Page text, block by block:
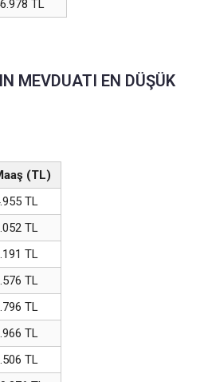
TL
MEVDUATI EN DÜŞÜK
(TL)
TL
TL
TL
TL
TL
TL
TL